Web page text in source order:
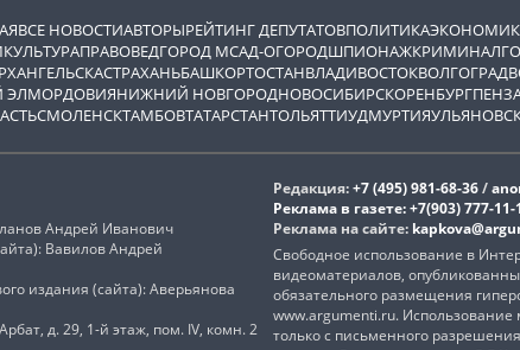
ВСЕ НОВОСТИАВТОРЫРЕЙТИНГ ДЕПУТАТОВПОЛИТИКА
КУЛЬТУРАПРАВОВЕДГОРОД МСАД-ОГОРОДШПИОНАЖКРИМИНАЛ
АСТРАХАНЬБАШКОРТОСТАНВЛАДИВОСТОКВОЛГОГРАД
ЭЛМОРДОВИЯНИЖНИЙ НОВГОРОДНОВОСИБИРСКОРЕНБУРГ
СМОЛЕНСКТАМБОВТАТАРСТАНТОЛЬЯТТИУДМУРТИЯ
Андрей Иванович
Вавилов Андрей
издания (сайта): Аверьянова
д. 29, 1-й этаж, пом. IV, комн. 2
Редакция:+7 (495) 981-68-36/
Реклама в газете:+7(903) 777-11-
Реклама на сайте:
Свободное использование в
видеоматериалов,
обязательного размещения
www.argumenti.ru.
только с письменного